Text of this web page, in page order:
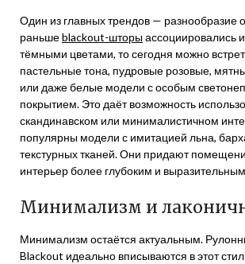
Один из главных трендов — разнообразие
раньшеblackout-шторыассоциировались
тёмными цветами, то сегодня можно
пастельные тона, пудровые розовые,
или даже белые модели с особым
покрытием. Это даёт возможность
скандинавском или минималистичном
популярны модели с имитацией льна,
текстурных тканей. Они придают
интерьер более глубоким и
Минимализм и
Минимализм остаётся актуальным.
Blackout идеально вписываются в этот